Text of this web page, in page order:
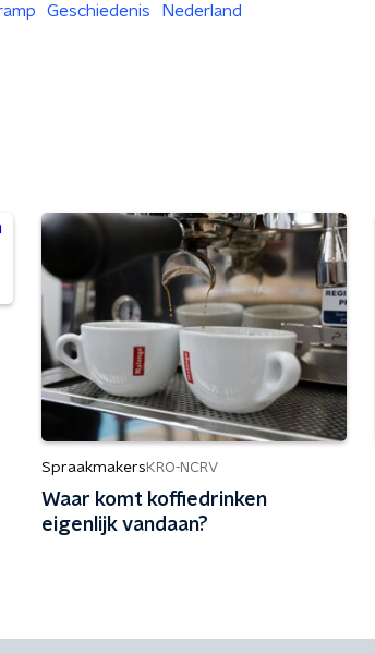
Geschiedenis Nederland
Spraakmakers KRO-NCRV
Waar komt koffiedrinken
eigenlijk vandaan?